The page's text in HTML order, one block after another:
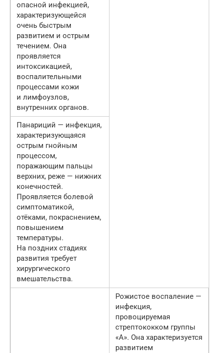
опасной инфекцией,
характеризующейся
очень быстрым
развитием и острым
течением. Она
проявляется
интоксикацией,
воспалительными
процессами кожи
и лимфоузлов,
внутренних органов.
Панариций — инфекция,
характеризующаяся
острым гнойным
процессом,
поражающим пальцы
верхних, реже — нижних
конечностей.
Проявляется болевой
симптоматикой,
отёками, покраснением,
повышением
температуры.
На поздних стадиях
развития требует
хирургического
вмешательства.
Рожистое воспаление —
инфекция,
провоцируемая
стрептококком группы
«A». Она характеризуется
развитием